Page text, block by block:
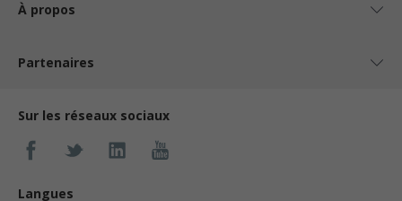
À propos
Partenaires
Sur les réseaux sociaux
Langues